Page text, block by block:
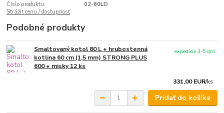
Číslo produktu:
02-80LD
Strážiť cenu / dostupnosť
Podobné produkty
Smaltovaný kotol 80 L + hrubostenná
kotlina 60 cm (1,5 mm) STRONG PLUS
600 + misky 12 ks
331,00 EUR/ks
expedícia 3-5 dní
Pridať do košíka